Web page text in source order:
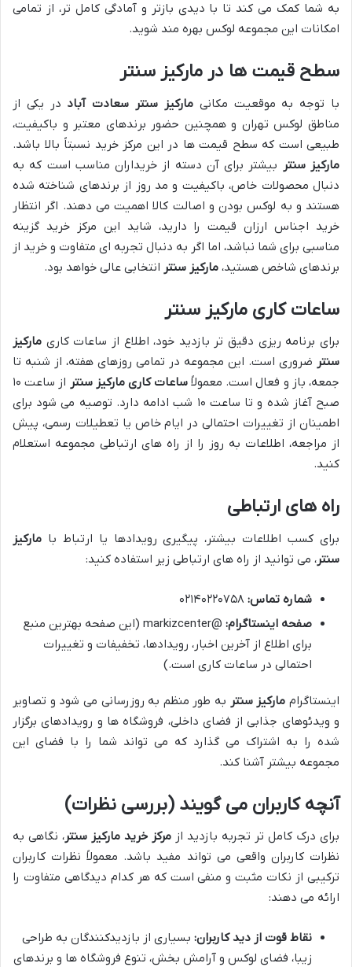
به شما کمک می کند تا با دیدی بازتر و آمادگی کامل تر، از تمامی
امکانات این مجموعه لوکس بهره مند شوید.
سطح قیمت ها در مارکیز سنتر
با توجه به موقعیت مکانیمارکیز سنتر سعادت آباد در یکی از
مناطق لوکس تهران و همچنین حضور برندهای معتبر و باکیفیت،
طبیعی است که سطح قیمت ها در این مرکز خرید نسبتاً بالا باشد.
مارکیز سنتر بیشتر برای آن دسته از خریداران مناسب است که به
دنبال محصولات خاص، باکیفیت و مد روز از برندهای شناخته شده
هستند و به لوکس بودن و اصالت کالا اهمیت می دهند. اگر انتظار
خرید اجناس ارزان قیمت را دارید، شاید این مرکز خرید گزینه
مناسبی برای شما نباشد، اما اگر به دنبال تجربه ای متفاوت و خرید از
برندهای شاخص هستید، مارکیز سنتر انتخابی عالی خواهد بود.
ساعات کاری مارکیز سنتر
برای برنامه ریزی دقیق تر بازدید خود، اطلاع از ساعات کاری مارکیز
سنتر ضروری است. این مجموعه در تمامی روزهای هفته، از شنبه تا
جمعه، باز و فعال است. معمولاً ساعات کاری مارکیز سنتر
از ساعت ۱۰
صبح آغاز شده و تا ساعت ۱۰ شب ادامه دارد. توصیه می شود برای
اطمینان از تغییرات احتمالی در ایام خاص یا تعطیلات رسمی، پیش
از مراجعه، اطلاعات به روز را از راه های ارتباطی مجموعه استعلام
کنید.
راه های ارتباطی
برای کسب اطلاعات بیشتر، پیگیری رویدادها یا ارتباط با مارکیز
سنتر، می توانید از راه های ارتباطی زیر استفاده کنید:
شماره تماس:
صفحه اینستاگرام:
@markizcenter (این صفحه بهترین منبع
برای اطلاع از آخرین اخبار، رویدادها، تخفیفات و تغییرات
احتمالی در ساعات کاری است.)
اینستاگرام مارکیز سنتر به طور منظم به روزرسانی می شود و تصاویر
و ویدئوهای جذابی از فضای داخلی، فروشگاه ها و رویدادهای برگزار
شده را به اشتراک می گذارد که می تواند شما را با فضای این
مجموعه بیشتر آشنا کند.
آنچه کاربران می گویند (بررسی نظرات)
برای درک کامل تر تجربه بازدید از مرکز خرید مارکیز سنتر، نگاهی به
نظرات کاربران واقعی می تواند مفید باشد. معمولاً نظرات کاربران
ترکیبی از نکات مثبت و منفی است که هر کدام دیدگاهی متفاوت را
ارائه می دهند:
نقاط قوت از دید کاربران: بسیاری از بازدیدکنندگان به طراحی
زیبا، فضای لوکس و آرامش بخش، تنوع فروشگاه ها و برندهای